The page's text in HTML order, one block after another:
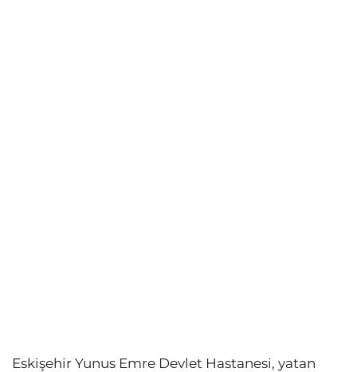
Eskişehir Yunus Emre Devlet Hastanesi, yatan